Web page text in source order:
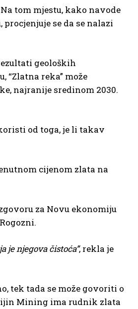
tom mjestu, kako navode
se da se nalazi
geoloških
reka” može
najranije sredinom 2030.
od toga, je li takav
cijenom zlata na
za Novu ekonomiju
je njegova čistoća”, rekla je
tek tada se može govoriti o
Mining ima rudnik zlata